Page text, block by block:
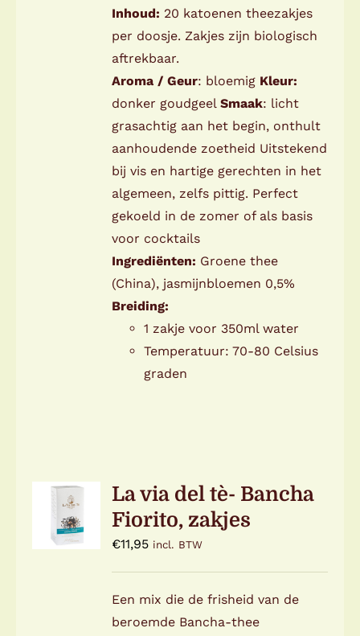
Inhoud: 20 katoenen theezakjes
per doosje. Zakjes zijn biologisch
aftrekbaar.
Aroma / Geur: bloemig Kleur:
donker goudgeelSmaak: licht
grasachtig aan het begin, onthult
aanhoudende zoetheid Uitstekend
bij vis en hartige gerechten in het
algemeen, zelfs pittig. Perfect
gekoeld in de zomer of als basis
voor cocktails
Ingrediënten: Groene thee
(China), jasmijnbloemen 0,5%
Breiding:
1 zakje voor 350ml water
Temperatuur: 70-80 Celsius
graden
TOEVOEGEN
AAN
WINKELWAGEN
/
DETAILS
La via del tè- Bancha
Fiorito, zakjes
€11,95 incl. BTW
Een mix die de frisheid van de
beroemde Bancha-thee